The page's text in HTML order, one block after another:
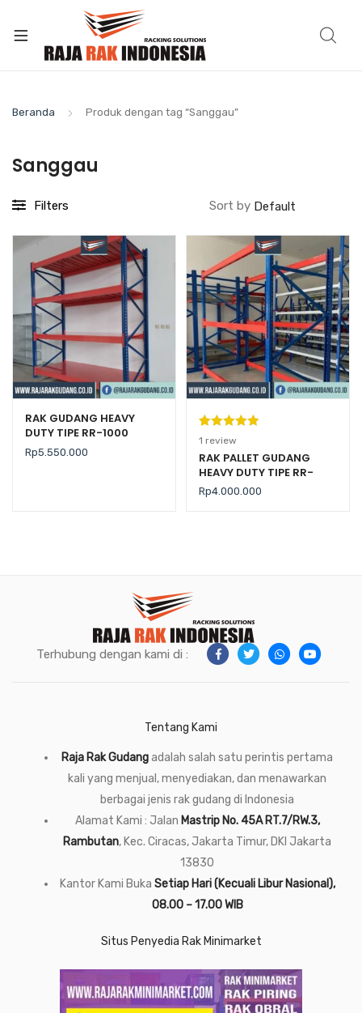
Beranda Produk dengan tag “Sanggau”
Sanggau
Filters Sort by
RAK GUDANG HEAVY
DUTY TIPE RR-1000
Rp5.550.000
Peringkat
5.00dari 5
berdasarka
n
1
penilaian
1 review
RAK PALLET GUDANG
HEAVY DUTY TIPE RR-
2000 KAPASITAS 2 TON /
LEVEL
Rp4.000.000
Terhubung dengan kami di :
Tentang Kami
Raja Rak Gudangadalah salah satu perintis pertama
kali yang menjual, menyediakan, dan menawarkan
berbagai jenis rak gudang di Indonesia
Alamat Kami : Jalan Mastrip No. 45A RT.7/RW.3,
Rambutan, Kec. Ciracas, Jakarta Timur, DKI Jakarta
13830
Kantor Kami Buka Setiap Hari (Kecuali Libur Nasional),
08.00 – 17.00 WIB
Situs Penyedia Rak Minimarket